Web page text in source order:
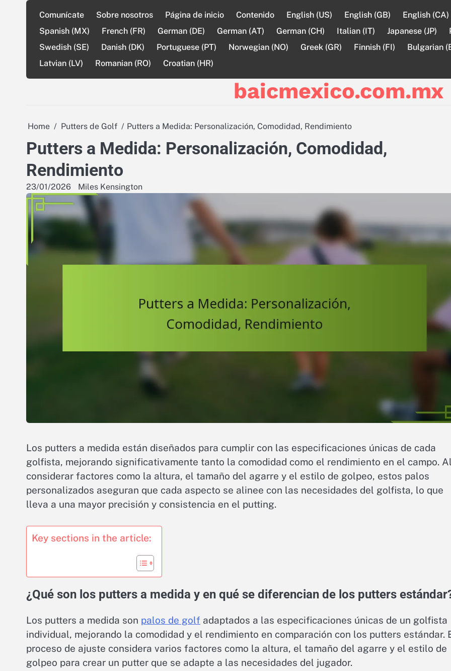
Comunícate Sobre nosotros Página de inicio Contenido English (US) English (GB) English (CA)
Spanish (MX)
French (FR) German (DE) German (AT) German (CH) Italian (IT) Japanese (JP)
Swedish (SE)
Danish (DK) Portuguese (PT) Norwegian (NO) Greek (GR) Finnish (FI) Bulgarian
Latvian (LV)
Romanian (RO) Croatian (HR)
baicmexico.com.mx
Home Putters de Golf Putters a Medida: Personalización, Comodidad, Rendimiento
Putters a Medida: Personalización, Comodidad,
Rendimiento
23/01/2026 Miles Kensington
Los putters a medida están diseñados para cumplir con las especificaciones únicas de cada
golfista, mejorando significativamente tanto la comodidad como el rendimiento en el campo. Al
considerar factores como la altura, el tamaño del agarre y el estilo de golpeo, estos palos
personalizados aseguran que cada aspecto se alinee con las necesidades del golfista, lo que
lleva a una mayor precisión y consistencia en el putting.
Key sections in the article:
¿Qué son los putters a medida y en qué se diferencian de los putters
Los putters a medida son palos de golf adaptados a las especificaciones únicas de un golfista
individual, mejorando la comodidad y el rendimiento en comparación con los putters estándar.
proceso de ajuste considera varios factores como la altura, el tamaño del agarre y el estilo de
golpeo para crear un putter que se adapte a las necesidades del jugador.